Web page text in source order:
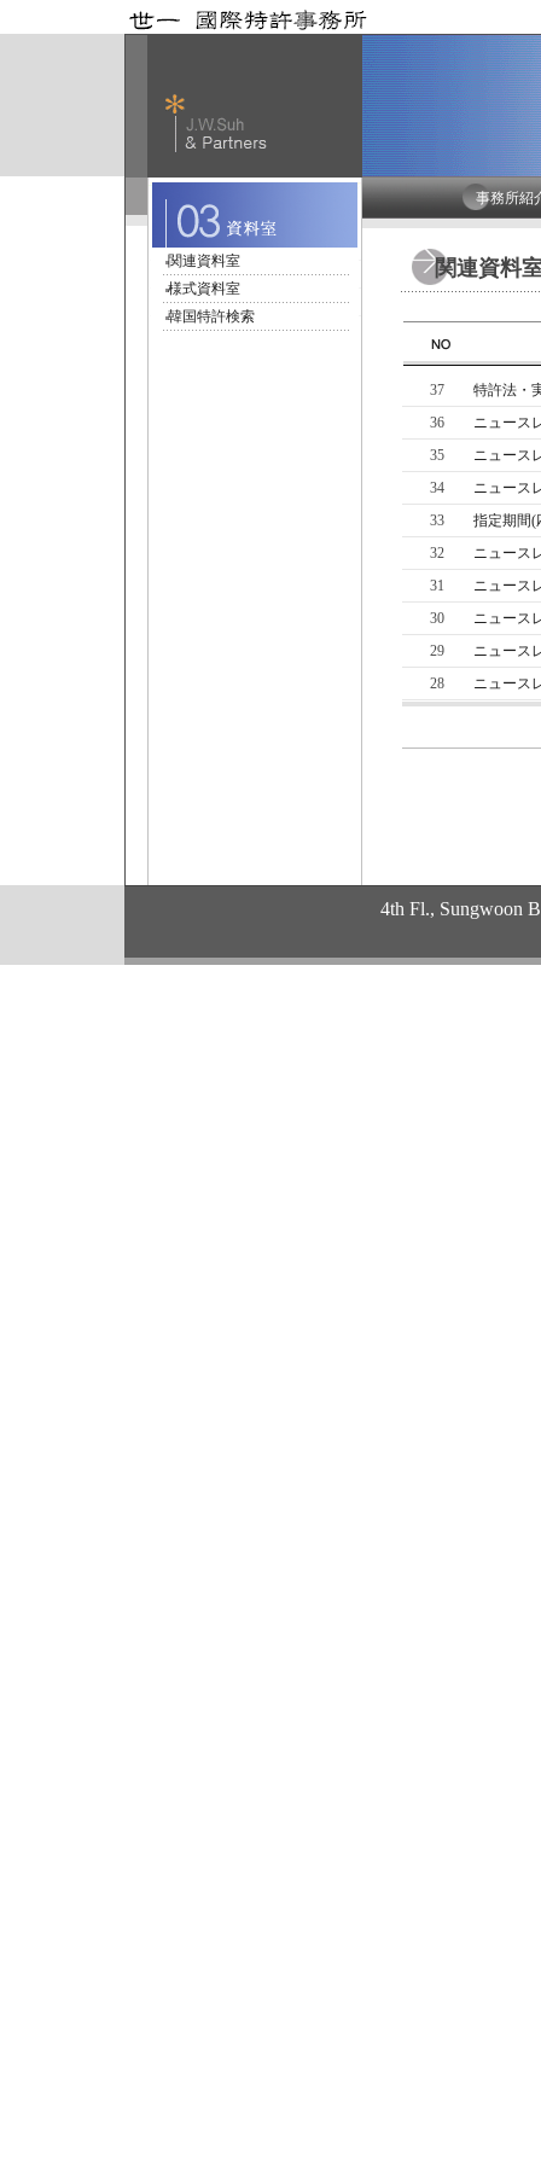
関連資料室
様式資料室
韓国特許検索
事務所紹
関連資料
37
特許法・
36
ニュース
35
ニュース
34
ニュース
33
指定期間(
32
ニュース
31
ニュース
30
ニュース
29
ニュース
28
ニュース
4th Fl., Sungwoon